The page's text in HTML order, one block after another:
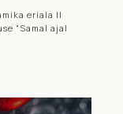
eriala II
“Samal ajal